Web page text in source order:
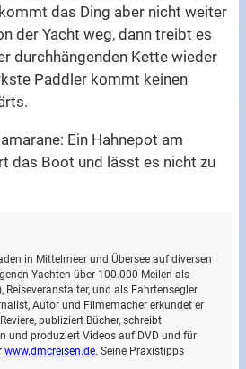
das Ding aber nicht weiter
der Yacht weg, dann treibt es
durchhängenden Kette wieder
Paddler kommt keinen
Ein Hahnepot am
das Boot und lässt es nicht zu
in Mittelmeer und Übersee auf diversen
Yachten über 100.000 Meilen als
Reiseveranstalter, und als Fahrtensegler
Autor und Filmemacher erkundet er
publiziert Bücher, schreibt
und produziert Videos auf DVD und für
www.dmcreisen.de. Seine Praxistipps